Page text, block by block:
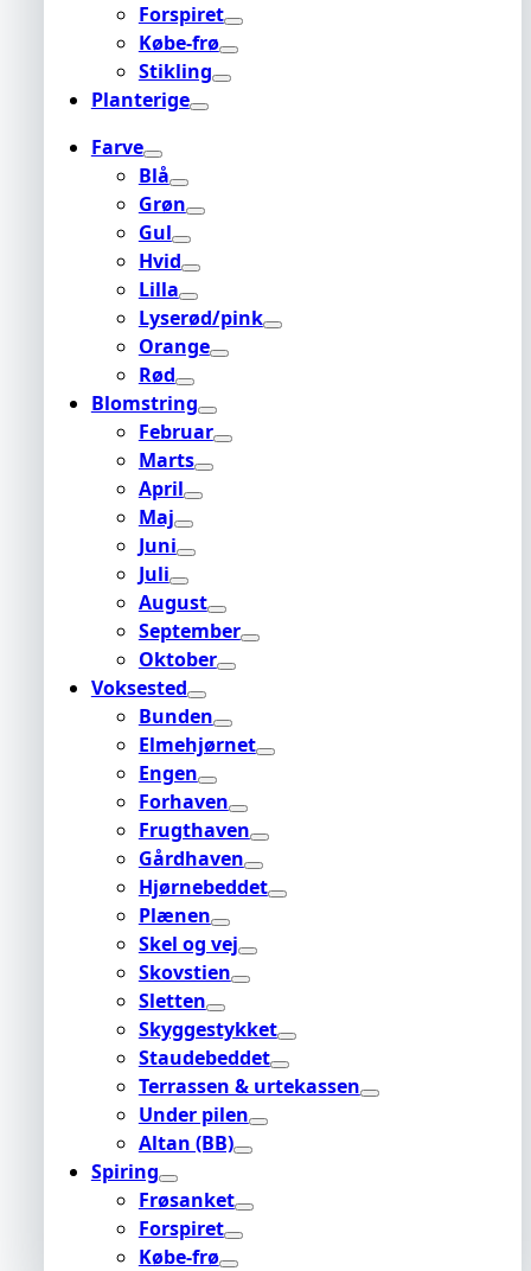
Forspiret
Købe-frø
Stikling
Planterige
Farve
Blå
Grøn
Gul
Hvid
Lilla
Lyserød/pink
Orange
Rød
Blomstring
Februar
Marts
April
Maj
Juni
Juli
August
September
Oktober
Voksested
Bunden
Elmehjørnet
Engen
Forhaven
Frugthaven
Gårdhaven
Hjørnebeddet
Plænen
Skel og vej
Skovstien
Sletten
Skyggestykket
Staudebeddet
Terrassen & urtekassen
Under pilen
Altan (BB)
Spiring
Frøsanket
Forspiret
Købe-frø